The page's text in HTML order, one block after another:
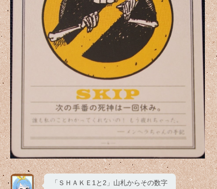
「ＳＨＡＫＥ1と2」山札からその数字